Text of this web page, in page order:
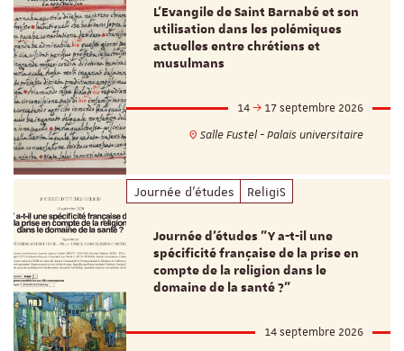
L’Evangile de Saint Barnabé et son
utilisation dans les polémiques
actuelles entre chrétiens et
musulmans
14
17 septembre 2026
Salle Fustel - Palais universitaire
Journée d'études ReligiS
Journée d’études "Y a-t-il une
spécificité française de la prise en
compte de la religion dans le
domaine de la santé ?"
14 septembre 2026